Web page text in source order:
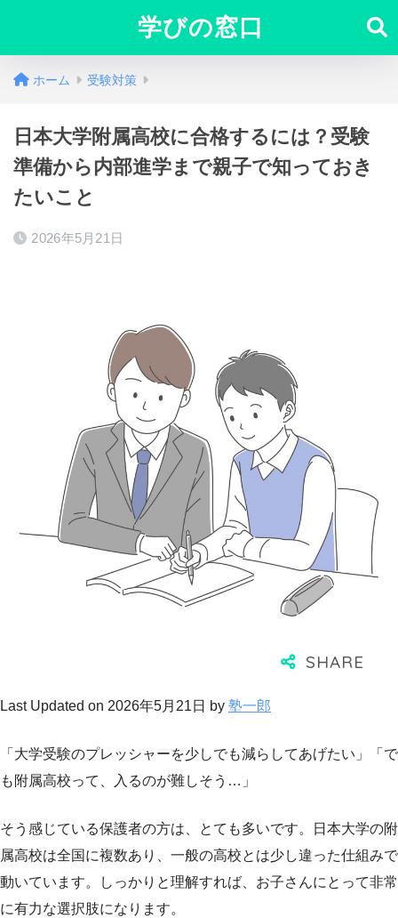
学びの窓口
ホーム 受験対策
日本大学附属高校に合格するには？受験
準備から内部進学まで親子で知っておき
たいこと
2026年5月21日
Last Updated on 2026年5月21日 by 塾一郎
「大学受験のプレッシャーを少しでも減らしてあげたい」「で
も附属高校って、入るのが難しそう…」
そう感じている保護者の方は、とても多いです。日本大学の附
属高校は全国に複数あり、一般の高校とは少し違った仕組みで
動いています。しっかりと理解すれば、お子さんにとって非常
に有力な選択肢になります。